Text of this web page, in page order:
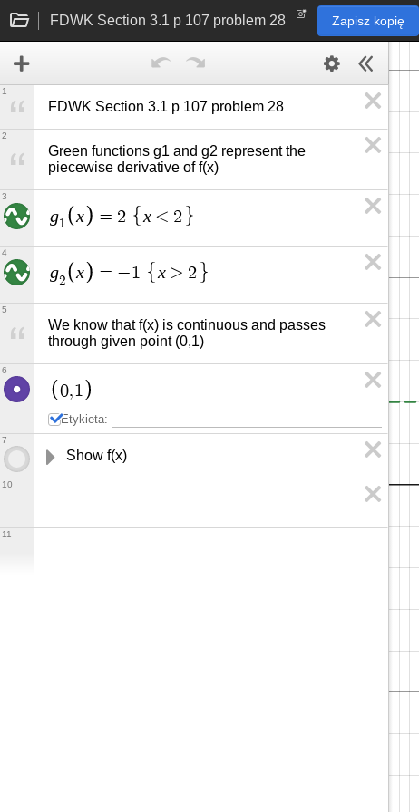
FDWK Section 3.1 p 107 problem 28 Zapisz kopię
FDWK Section 3.1 p 107 problem 28
1
Green functions g1 and g2 represent the
piecewise derivative of f(x)
2
g1 x = 2 x < 2
3
g2 x = −1 x > 2
4
We know that f(x) is continuous and passes
through given point (0,1)
5
0,1
Etykieta:
6
Show f(x)
7
10
11